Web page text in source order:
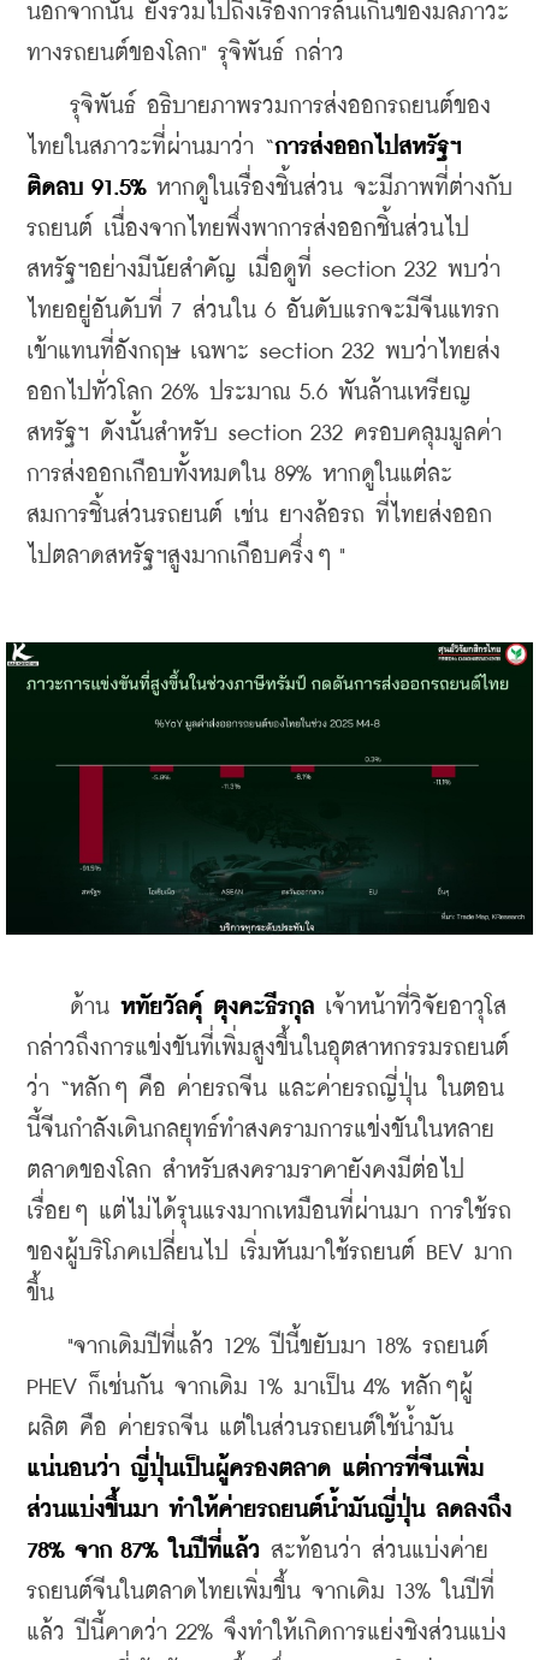
นอกจากนั้น ยังรวมไปถึงเรื่องการล้นเกินของมลภาวะ
ทางรถยนต์ของโลก" รุจิพันธ์ กล่าว
รุจิพันธ์ อธิบายภาพรวมการส่งออกรถยนต์ของ
ไทยในสภาวะที่ผ่านมาว่า “การส่งออกไปสหรัฐฯ
ติดลบ 91.5% หากดูในเรื่องชิ้นส่วน จะมีภาพที่ต่างกับ
รถยนต์ เนื่องจากไทยพึ่งพาการส่งออกชิ้นส่วนไป
สหรัฐฯอย่างมีนัยสำคัญ เมื่อดูที่ section 232 พบว่า
ไทยอยู่อันดับที่ 7 ส่วนใน 6 อันดับแรกจะมีจีนแทรก
เข้าแทนที่อังกฤษ เฉพาะ section 232 พบว่าไทยส่ง
ออกไปทั่วโลก 26% ประมาณ 5.6 พันล้านเหรียญ
สหรัฐฯ ดังนั้นสำหรับ section 232 ครอบคลุมมูลค่า
การส่งออกเกือบทั้งหมดใน 89% หากดูในแต่ละ
สมการชิ้นส่วนรถยนต์ เช่น ยางล้อรถ ที่ไทยส่งออก
ไปตลาดสหรัฐฯสูงมากเกือบครึ่งๆ "
ด้าน หทัยวัลคุ์ ตุงคะธีรกุล เจ้าหน้าที่วิจัยอาวุโส
กล่าวถึงการแข่งขันที่เพิ่มสูงขึ้นในอุตสาหกรรมรถยนต์
ว่า “หลักๆ คือ ค่ายรถจีน และค่ายรถญี่ปุ่น ในตอน
นี้จีนกำลังเดินกลยุทธ์ทำสงครามการแข่งขันในหลาย
ตลาดของโลก สำหรับสงครามราคายังคงมีต่อไป
เรื่อยๆ แต่ไม่ได้รุนแรงมากเหมือนที่ผ่านมา การใช้รถ
ของผู้บริโภคเปลี่ยนไป เริ่มหันมาใช้รถยนต์ BEV มาก
ขึ้น
"จากเดิมปีที่แล้ว 12% ปีนี้ขยับมา 18% รถยนต์
PHEV ก็เช่นกัน จากเดิม 1% มาเป็น 4% หลักๆผู้
แน่นอนว่า ญี่ปุ่นเป็นผู้ครองตลาด แต่การที่จีนเพิ่ม
ส่วนแบ่งขึ้นมา ทำให้ค่ายรถยนต์น้ำมันญี่ปุ่น ลดลงถึง
78% จาก 87% ในปีที่แล้ว สะท้อนว่า ส่วนแบ่งค่าย
รถยนต์จีนในตลาดไทยเพิ่มขึ้น จากเดิม 13% ในปีที่
แล้ว ปีนี้คาดว่า 22% จึงทำให้เกิดการแย่งชิงส่วนแบ่ง